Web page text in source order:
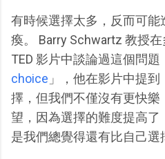
有時候選擇太多，反而可能
瘓。 Barry Schwartz 教授
TED 影片中談論過這個問題
choice 」，他在影片中提
擇，但我們不僅沒有更快
望，因為選擇的難度提高
是我們總覺得還有比自己選